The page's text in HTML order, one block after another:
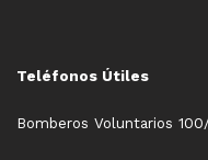
Teléfonos Útiles
Bomberos Voluntarios